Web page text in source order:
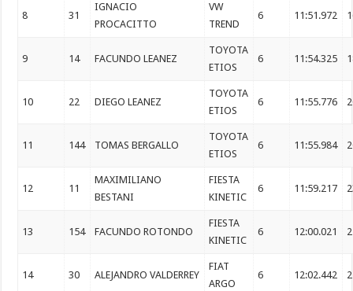
8 31
IGNACIO
PROCACITTO
VW
TREND
6 11:51.972
9 14 FACUNDO LEANEZ
TOYOTA
ETIOS
6 11:54.325
10 22 DIEGO LEANEZ
TOYOTA
ETIOS
6 11:55.776
11 144 TOMAS BERGALLO
TOYOTA
ETIOS
6 11:55.984
12 11
MAXIMILIANO
BESTANI
FIESTA
KINETIC
6 11:59.217
13 154 FACUNDO ROTONDO
FIESTA
KINETIC
6 12:00.021
14 30 ALEJANDRO VALDERREY
FIAT
ARGO
6 12:02.442